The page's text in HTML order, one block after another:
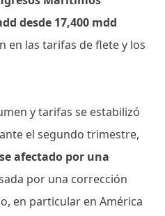
desde 17,400 mdd
en las tarifas de flete y los
y tarifas se estabilizó
el segundo trimestre,
afectado por una
por una corrección
en particular en América